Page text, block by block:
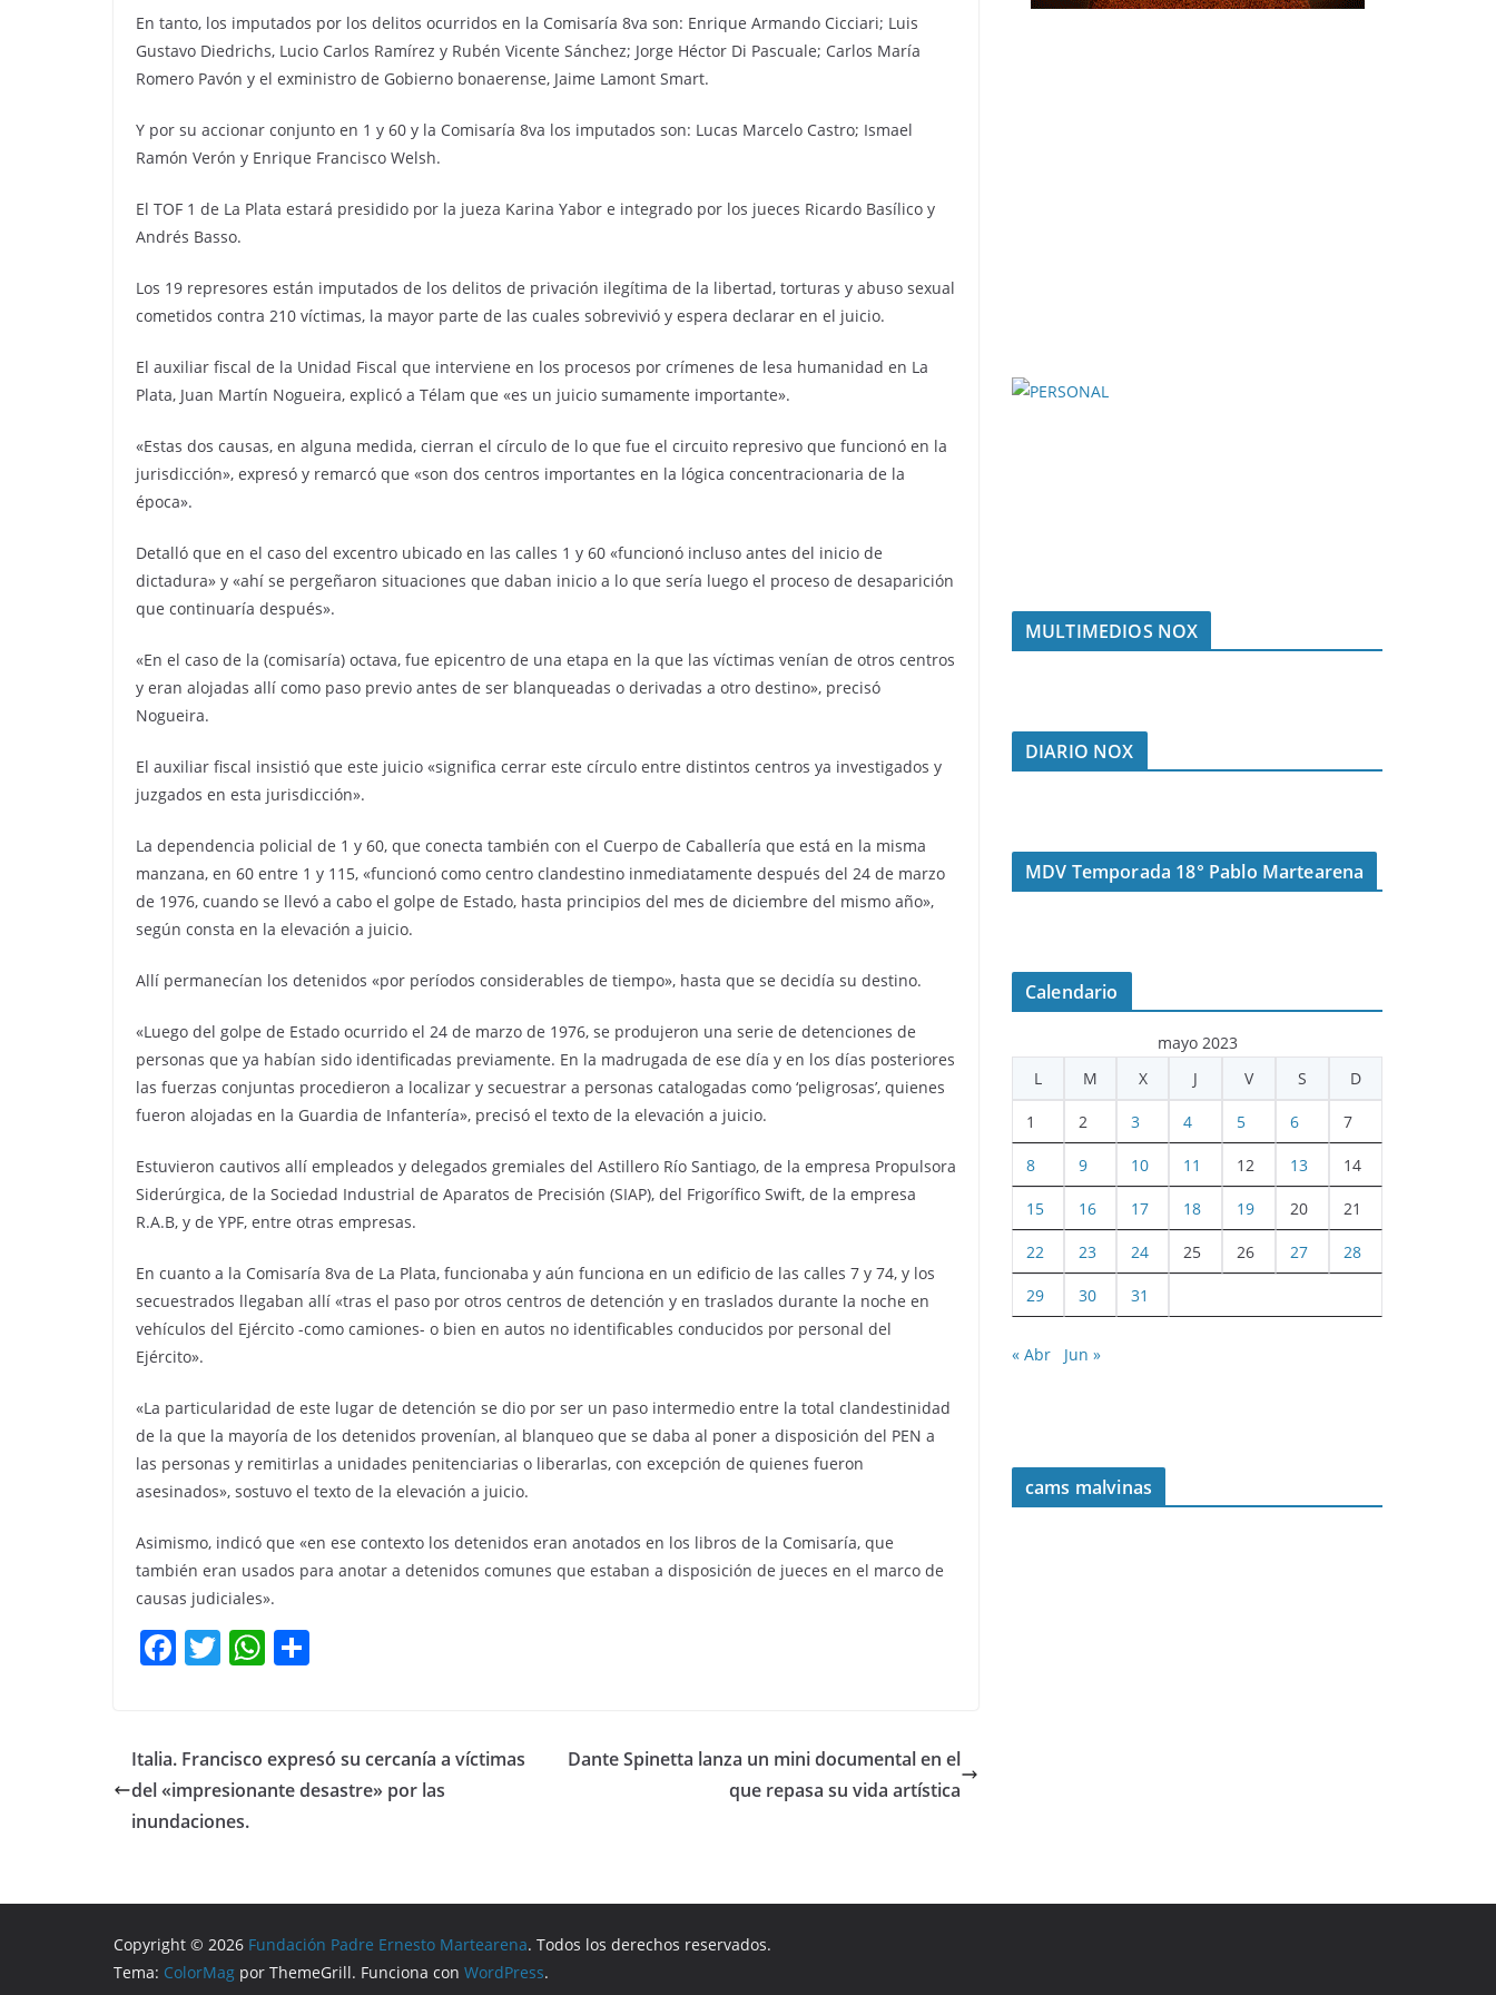
En tanto, los imputados por los delitos ocurridos en la Comisaría 8va son: Enrique Armando Cicciari; Luis
Gustavo Diedrichs, Lucio Carlos Ramírez y Rubén Vicente Sánchez; Jorge Héctor Di Pascuale; Carlos María
Romero Pavón y el exministro de Gobierno bonaerense, Jaime Lamont Smart.
Y por su accionar conjunto en 1 y 60 y la Comisaría 8va los imputados son: Lucas Marcelo Castro; Ismael
Ramón Verón y Enrique Francisco Welsh.
El TOF 1 de La Plata estará presidido por la jueza Karina Yabor e integrado por los jueces Ricardo Basílico y
Andrés Basso.
Los 19 represores están imputados de los delitos de privación ilegítima de la libertad, torturas y abuso sexual
cometidos contra 210 víctimas, la mayor parte de las cuales sobrevivió y espera declarar en el juicio.
El auxiliar fiscal de la Unidad Fiscal que interviene en los procesos por crímenes de lesa humanidad en La
Plata, Juan Martín Nogueira, explicó a Télam que «es un juicio sumamente importante».
«Estas dos causas, en alguna medida, cierran el círculo de lo que fue el circuito represivo que funcionó en la
jurisdicción», expresó y remarcó que «son dos centros importantes en la lógica concentracionaria de la
época».
Detalló que en el caso del excentro ubicado en las calles 1 y 60 «funcionó incluso antes del inicio de
dictadura» y «ahí se pergeñaron situaciones que daban inicio a lo que sería luego el proceso de desaparición
que continuaría después».
«En el caso de la (comisaría) octava, fue epicentro de una etapa en la que las víctimas venían de otros centros
y eran alojadas allí como paso previo antes de ser blanqueadas o derivadas a otro destino», precisó
Nogueira.
El auxiliar fiscal insistió que este juicio «significa cerrar este círculo entre distintos centros ya investigados y
juzgados en esta jurisdicción».
La dependencia policial de 1 y 60, que conecta también con el Cuerpo de Caballería que está en la misma
manzana, en 60 entre 1 y 115, «funcionó como centro clandestino inmediatamente después del 24 de marzo
de 1976, cuando se llevó a cabo el golpe de Estado, hasta principios del mes de diciembre del mismo año»,
según consta en la elevación a juicio.
Allí permanecían los detenidos «por períodos considerables de tiempo», hasta que se decidía su destino.
«Luego del golpe de Estado ocurrido el 24 de marzo de 1976, se produjeron una serie de detenciones de
personas que ya habían sido identificadas previamente. En la madrugada de ese día y en los días posteriores
las fuerzas conjuntas procedieron a localizar y secuestrar a personas catalogadas como ‘peligrosas’, quienes
fueron alojadas en la Guardia de Infantería», precisó el texto de la elevación a juicio.
Estuvieron cautivos allí empleados y delegados gremiales del Astillero Río Santiago, de la empresa Propulsora
Siderúrgica, de la Sociedad Industrial de Aparatos de Precisión (SIAP), del Frigorífico Swift, de la empresa
R.A.B, y de YPF, entre otras empresas.
En cuanto a la Comisaría 8va de La Plata, funcionaba y aún funciona en un edificio de las calles 7 y 74, y los
secuestrados llegaban allí «tras el paso por otros centros de detención y en traslados durante la noche en
vehículos del Ejército -como camiones- o bien en autos no identificables conducidos por personal del
Ejército».
«La particularidad de este lugar de detención se dio por ser un paso intermedio entre la total clandestinidad
de la que la mayoría de los detenidos provenían, al blanqueo que se daba al poner a disposición del PEN a
las personas y remitirlas a unidades penitenciarias o liberarlas, con excepción de quienes fueron
asesinados», sostuvo el texto de la elevación a juicio.
Asimismo, indicó que «en ese contexto los detenidos eran anotados en los libros de la Comisaría, que
también eran usados para anotar a detenidos comunes que estaban a disposición de jueces en el marco de
causas judiciales».
F
e
b
o
k
T
er
W
s
A
p
ar
Italia. Francisco expresó su cercanía a víctimas
del «impresionante desastre» por las
inundaciones.
Dante Spinetta lanza un mini documental en el
que repasa su vida artística
MULTIMEDIOS NOX
DIARIO NOX
MDV Temporada 18° Pablo Martearena
Calendario
mayo 2023
L
M X J V S D
1 2 3 4 5 6 7
8 9 10 11 12 13 14
15 16 17 18 19 20 21
22 23 24 25 26 27 28
29 30 31
« Abr Jun »
cams malvinas
Copyright © 2026 Fundación Padre Ernesto Martearena. Todos los derechos reservados.
Tema: ColorMag por ThemeGrill. Funciona con WordPress.